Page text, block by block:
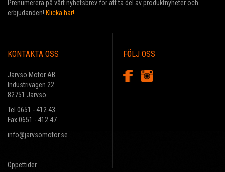
Prenumerera på vårt nyhetsbrev för att ta del av produktnyheter och
erbjudanden! Klicka här!
KONTAKTA OSS
Järvsö Motor AB
Industrivägen 22
82751 Järvsö
Tel 0651 - 412 43
Fax 0651 - 412 47
info@jarvsomotor.se
Öppettider
FÖLJ OSS